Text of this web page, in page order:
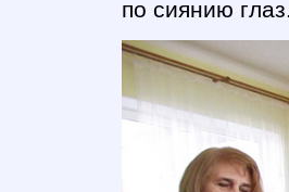
по сиянию